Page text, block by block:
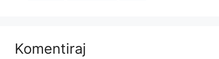
Komentiraj